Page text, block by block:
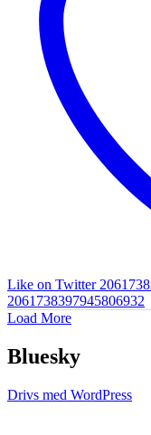
Like on Twitter
2061738397945806932
Load More
Bluesky
Drivs med WordPress